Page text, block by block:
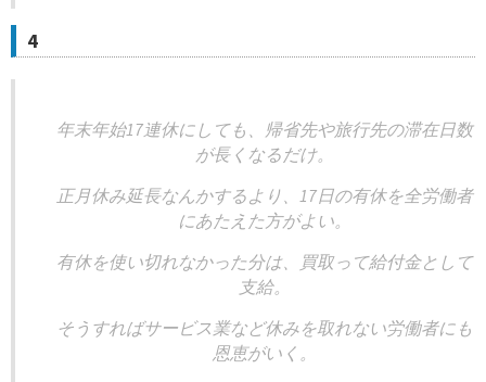
4
年末年始17連休にしても、帰省先や旅行先の滞在日数
が長くなるだけ。
正月休み延長なんかするより、17日の有休を全労働者
にあたえた方がよい。
有休を使い切れなかった分は、買取って給付金として
支給。
そうすればサービス業など休みを取れない労働者にも
恩恵がいく。